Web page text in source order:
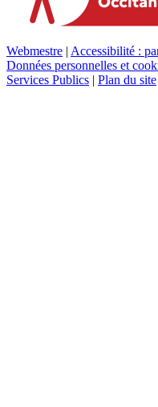
Webmestre | Accessibilité :
Données personnelles et
Services Publics | Plan du site